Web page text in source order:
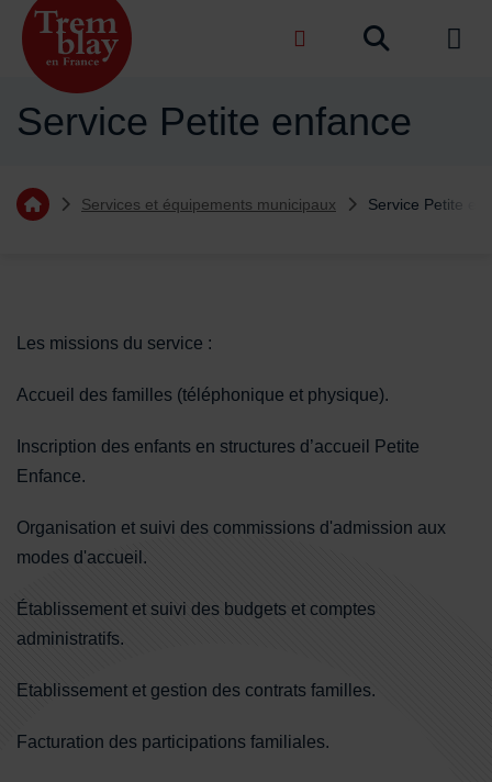
Menu de raccourcis
Accueil ville de Tremblay-en-France de
Service Petite enfance
Vous êtes ici :
Retourner à l'accueil
Services et équipements municipaux Service Petite
Contenu de la fiche d'annuaire
Les missions du service :
Accueil des familles (téléphonique et physique).
Inscription des enfants en structures d’accueil Petite
Enfance.
Organisation et suivi des commissions d'admission aux
modes d'accueil.
Établissement et suivi des budgets et comptes
administratifs.
Etablissement et gestion des contrats familles.
Facturation des participations familiales.